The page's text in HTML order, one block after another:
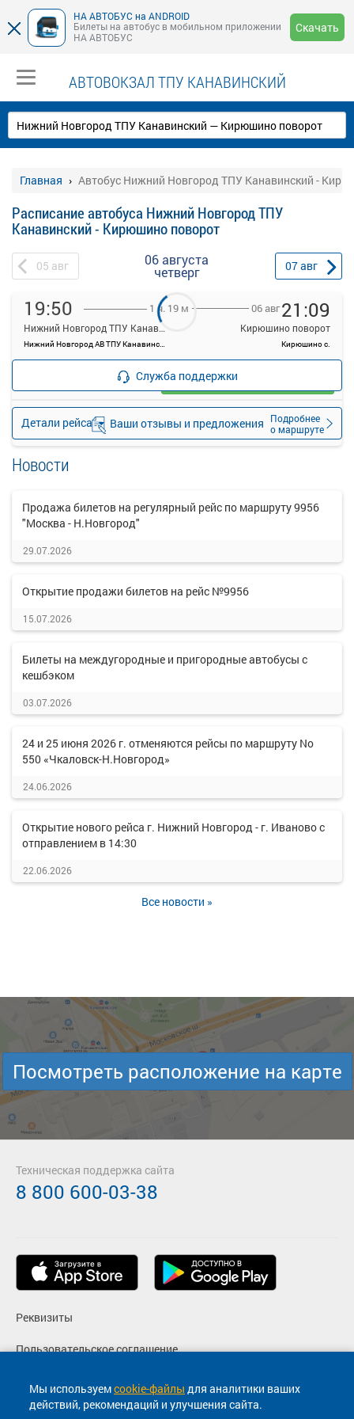
НА АВТОБУС на ANDROID
Билеты на автобус в мобильном приложении
НА АВТОБУС
Скачать
АВТОВОКЗАЛ ТПУ КАНАВИНСКИЙ
Главная Автобус Нижний Новгород ТПУ Канавинский -
Расписание автобуса Нижний Новгород ТПУ
Канавинский - Кирюшино поворот
05 авг 06 августа
четверг 07авг
19:50
Нижний Новгород ТПУ Канавинский
Нижний Новгород АВ ТПУ Канавинский
1 ч. 19 м 06 авг21:09
Кирюшино поворот
Кирюшино с.
Детали рейса
Подробнее
о маршруте
—
Загрузить цену
Служба поддержки
Ваши отзывы и предложения
Новости
Продажа билетов на регулярный рейс по маршруту 9956
"Москва - Н.Новгород"
29.07.2026
Открытие продажи билетов на рейс №9956
15.07.2026
Билеты на междугородные и пригородные автобусы с
кешбэком
03.07.2026
24 и 25 июня 2026 г. отменяются рейсы по маршруту No
550 «Чкаловск-Н.Новгород»
24.06.2026
Открытие нового рейса г. Нижний Новгород - г. Иваново с
отправлением в 14:30
22.06.2026
Все новости »
Мы используемcookie-файлы для аналитики ваших
действий, рекомендаций и улучшения сайта.
Посмотреть расположение на карте
Реквизиты
Пользовательское соглашение
Политика конфиденциальности
Согласие на маркетинговые сообщения
Техническая поддержка сайта
8 800 600-03-38